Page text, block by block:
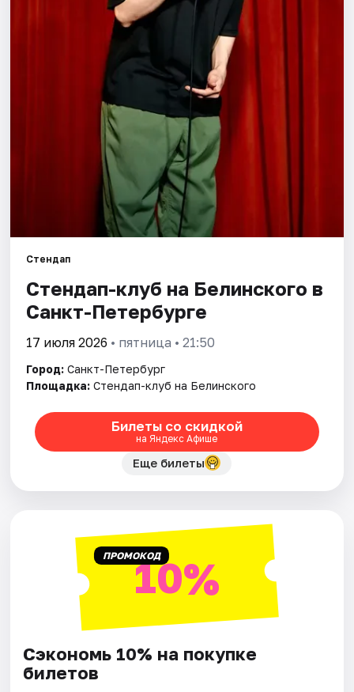
Стендап
Стендап-клуб на Белинского в
Санкт-Петербурге
17 июля 2026 • пятница • 21:50
Город: Санкт-Петербург
Площадка: Стендап-клуб на Белинского
Билеты со скидкой
на Яндекс Афише
Еще билеты
ПРОМОКОД10%
Сэкономь 10% на покупке
билетов